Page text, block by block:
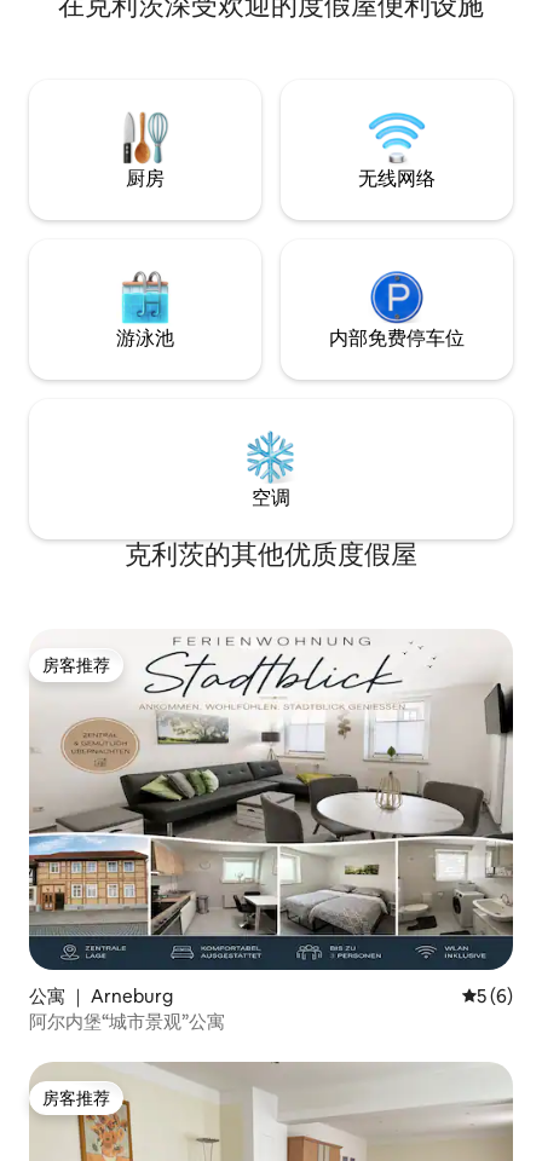
浴室。 此外，它还有一个漂亮的独立露
物可以宠物（猫、
厨房 无线网络
游泳池 内部免费停车位
空调
克利茨的其他优质度假屋
房客推荐
房客推荐
公寓 ｜ Arneburg 平均评分
5 (6)
阿尔内堡“城市景观”公寓
房客推荐
房客推荐